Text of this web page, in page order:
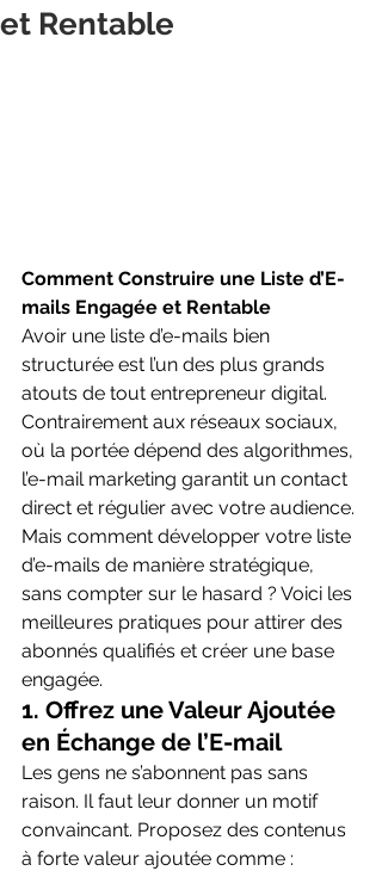
et Rentable
Comment Construire une Liste d’E-
mails Engagée et Rentable
Avoir une liste d’e-mails bien
structurée est l’un des plus grands
atouts de tout entrepreneur digital.
Contrairement aux réseaux sociaux,
où la portée dépend des algorithmes,
l’e-mail marketing garantit un contact
direct et régulier avec votre audience.
Mais comment développer votre liste
d’e-mails de manière stratégique,
sans compter sur le hasard ? Voici les
meilleures pratiques pour attirer des
abonnés qualifiés et créer une base
engagée.
1. Offrez une Valeur Ajoutée
en Échange de l’E-mail
Les gens ne s’abonnent pas sans
raison. Il faut leur donner un motif
convaincant. Proposez des contenus
à forte valeur ajoutée comme :